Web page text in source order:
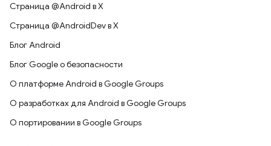
Страница @Android в X
Страница @AndroidDev в X
Блог Android
Блог Google о безопасности
О платформе Android в Google Groups
О разработках для Android в Google Groups
О портировании в Google Groups